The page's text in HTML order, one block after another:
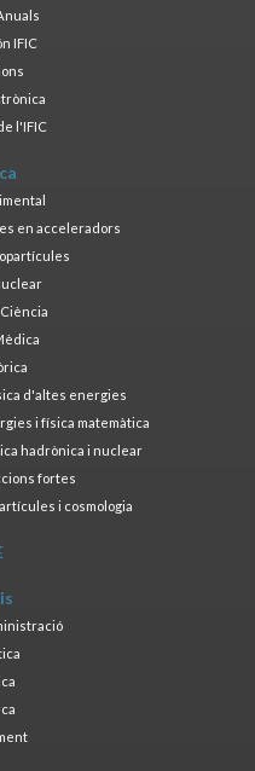
IFIC
l'IFIC
en acceleradors
d'altes energies
i física matemàtica
hadrònica i nuclear
fortes
i cosmologia